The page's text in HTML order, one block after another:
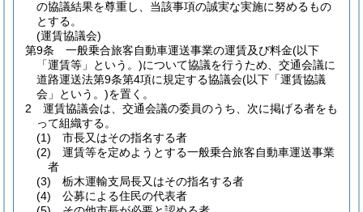
の協議結果を尊重し、当該事項の誠実な実施に努めるもの
とする。
(運賃協議会)
第9条
一般乗合旅客自動車運送事業の運賃及び料金(以下
「運賃等」という。)について協議を行うため、交通会議に
道路運送法第9条第4項に規定する協議会(以下「運賃協議
会」という。)を置く。
2
運賃協議会は、交通会議の委員のうち、次に掲げる者をも
って組織する。
(1)
市長又はその指名する者
(2)
運賃等を定めようとする一般乗合旅客自動車運送事業
者
(3)
栃木運輸支局長又はその指名する者
(4)
公募による住民の代表者